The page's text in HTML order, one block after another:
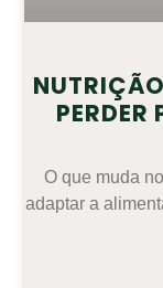
PERDER
O que muda
adaptar a